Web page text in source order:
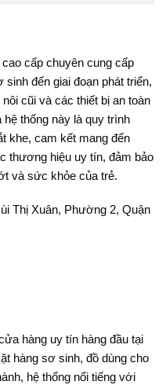
cấp chuyên cung cấp
đến giai đoạn phát triển,
cũi và các thiết bị an toàn
thống này là quy trình
khe, cam kết mang đến
thương hiệu uy tín, đảm bảo
và sức khỏe của trẻ.
Thị Xuân, Phường 2, Quận
hàng uy tín hàng đầu tại
hàng sơ sinh, đồ dùng cho
hệ thống nổi tiếng với